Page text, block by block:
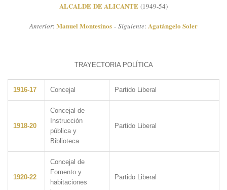
ALCALDE DE ALICANTE (1949-54)
Anterior: Manuel Montesinos - Siguiente: Agatángelo Soler
TRAYECTORIA POLÍTICA
1916-17 Concejal Partido Liberal
1918-20
Concejal de
Instrucción
pública y
Biblioteca
Partido Liberal
1920-22
Concejal de
Fomento y
habitaciones
Partido Liberal